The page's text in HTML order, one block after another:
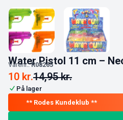
Water Pistol 11 cm –
Varenr.:R08265
14,95kr.
10 kr.
På lager